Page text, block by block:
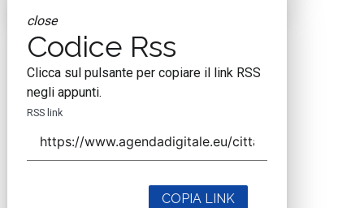
close
Codice Rss
Clicca sul pulsante per copiare il link RSS
negli appunti.
RSS link
COPIA LINK